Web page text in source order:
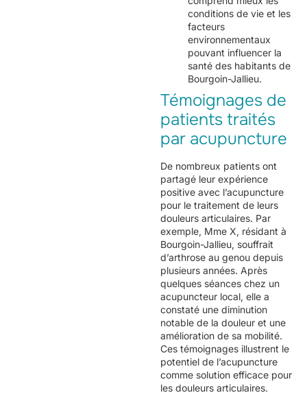
conditions de vie et les
facteurs
environnementaux
pouvant influencer la
santé des habitants de
Bourgoin-Jallieu.
Témoignages de
patients traités
par acupuncture
De nombreux patients ont
partagé leur expérience
positive avec l’acupuncture
pour le traitement de leurs
douleurs articulaires. Par
exemple, Mme X, résidant à
Bourgoin-Jallieu, souffrait
d’arthrose au genou depuis
plusieurs années. Après
quelques séances chez un
acupuncteur local, elle a
constaté une diminution
notable de la douleur et une
amélioration de sa mobilité.
Ces témoignages illustrent le
potentiel de l’acupuncture
comme solution efficace pour
les douleurs articulaires.